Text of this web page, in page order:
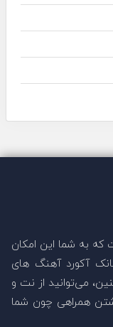
که به شما این امکان
آکورد آهنگ های
می‌توانید از نت و
همراهی چون شما